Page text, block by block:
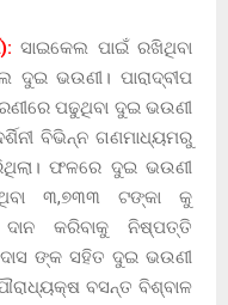
ସାଇକେଲ ପାଇଁ ରଖିଥିବା
ଦୁଇ ଭଉଣୀ। ପାରାଦ୍ବୀପ
ପଢୁଥିବା ଦୁଇ ଭଉଣୀ
ବିଭିନ୍ନ ଗଣମାଧ୍ୟମରୁ
ଫଳରେ ଦୁଇ ଭଉଣୀ
୩,୭୩୩ ଟଙ୍କା କୁ
କରିବାକୁ ନିଷ୍ପତ୍ତି
ଦାସ ଙ୍କ ସହିତ ଦୁଇ ଭଉଣୀ
ବସନ୍ତ ବିଶ୍ବାଳ